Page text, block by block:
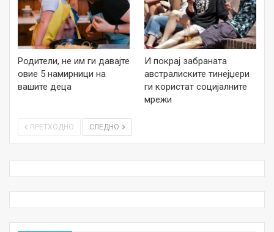
Родители, не им ги давајте
овие 5 намирници на
вашите деца
И покрај забраната
австралиските тинејџери
ги користат социјалните
мрежи
ПРЕТХОДНО СЛЕДНО